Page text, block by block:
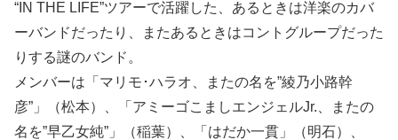
“IN THE LIFE”ツアーで活躍した、あるときは洋楽のカバ
ーバンドだったり、またあるときはコントグループだった
りする謎のバンド。
メンバーは「マリモ･ハラオ、またの名を”綾乃小路幹
彦”」（松本）、「アミーゴこましエンジェルJr.、またの
名を”早乙女純”」（稲葉）、「はだか一貫」（明石）、